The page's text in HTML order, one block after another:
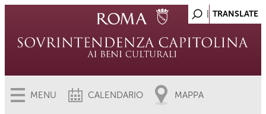
MENU CALENDARIO MAPPA